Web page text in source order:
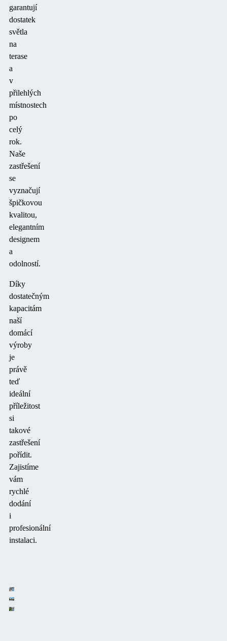
garantují
dostatek
světla
na
terase
a
v
přilehlých
místnostech
po
celý
rok.
Naše
zastřešení
se
vyznačují
špičkovou
kvalitou,
elegantním
designem
a
odolností.
Díky
dostatečným
kapacitám
naší
domácí
výroby
je
právě
teď
ideální
příležitost
si
takové
zastřešení
pořídit.
Zajistíme
vám
rychlé
dodání
i
profesionální
instalaci.